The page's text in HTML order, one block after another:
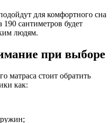
для комфортного сна
сантиметров будет
людям.
при выборе
матраса стоит обратить
как: